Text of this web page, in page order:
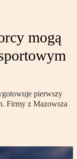
mogą
pierwszy
Firmy z Mazowsza